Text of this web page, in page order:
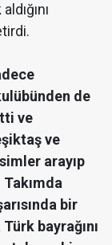
de
ve
ve
arayıp
bir
bayrağını